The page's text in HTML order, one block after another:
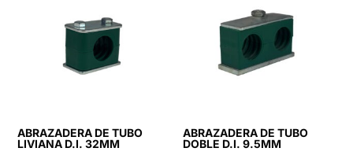
ABRAZADERA DE TUBO
LIVIANA D.I. 32MM
ABRAZADERA DE TUBO
DOBLE D.I. 9.5MM